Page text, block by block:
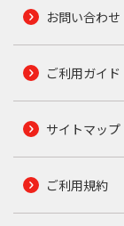
お問い合わせ
ご利用ガイド
サイトマップ
ご利用規約